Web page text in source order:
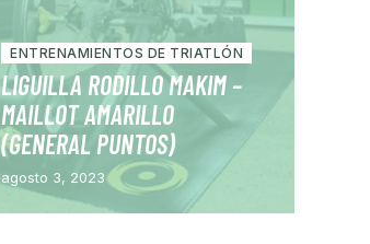
ENTRENAMIENTOS DE TRIATLÓN
LIGUILLA RODILLO MAKIM –
MAILLOT AMARILLO
(GENERAL PUNTOS)
agosto 3, 2023